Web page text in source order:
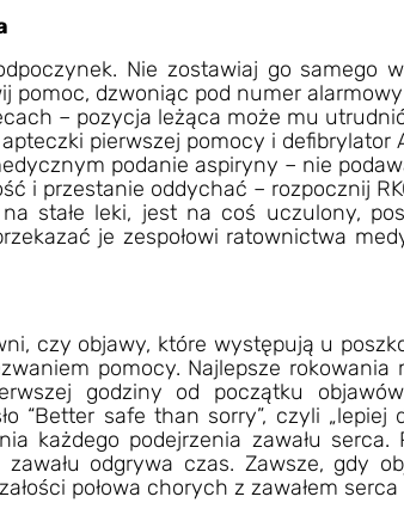
Nie zostawiaj go samego
pomoc, dzwoniąc pod numer
– pozycja leżąca może mu
pierwszej pomocy i defibrylator
podanie aspiryny – nie
i przestanie oddychać – rozpocznij
stałe leki, jest na coś uczulony,
je zespołowi ratownictwa
czy objawy, które występują u
pomocy. Najlepsze
godziny od początku objawów
“Better safe than sorry”, czyli „lepiej
każdego podejrzenia zawału
odgrywa czas. Zawsze, gdy
połowa chorych z zawałem